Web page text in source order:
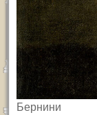
Бернини